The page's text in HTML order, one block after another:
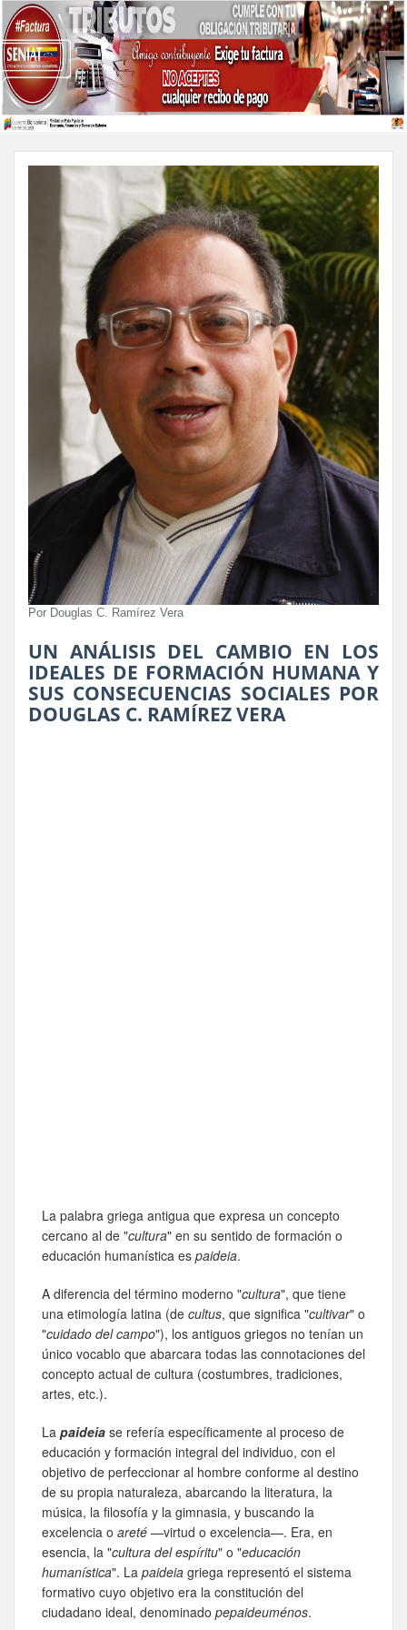
Por Douglas C. Ramírez Vera
UN ANÁLISIS DEL CAMBIO EN LOS
IDEALES DE FORMACIÓN HUMANA Y
SUS CONSECUENCIAS SOCIALES POR
DOUGLAS C. RAMÍREZ VERA
La palabra griega antigua que expresa un concepto
cercano al de "cultura" en su sentido de formación o
educación humanística es paideia.
A diferencia del término moderno "cultura", que tiene
una etimología latina (de cultus, que significa "cultivar" o
"cuidado del campo"), los antiguos griegos no tenían un
único vocablo que abarcara todas las connotaciones del
concepto actual de cultura (costumbres, tradiciones,
artes, etc.).
La paideia se refería específicamente al proceso de
educación y formación integral del individuo, con el
objetivo de perfeccionar al hombre conforme al destino
de su propia naturaleza, abarcando la literatura, la
música, la filosofía y la gimnasia, y buscando la
excelencia o areté —virtud o excelencia—. Era, en
esencia, la "cultura del espíritu" o "educación
humanística". La paideia griega representó el sistema
formativo cuyo objetivo era la constitución del
ciudadano ideal, denominado pepaideuménos.